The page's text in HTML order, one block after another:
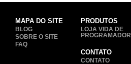
MAPA DO SITE
BLOG
SOBRE O SITE
FAQ
PRODUTOS
LOJA VIDA DE
PROGRAMADOR
CONTATO
CONTATO